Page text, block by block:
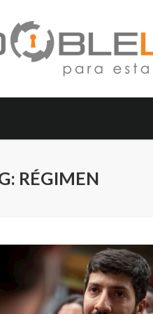
RÉGIMEN